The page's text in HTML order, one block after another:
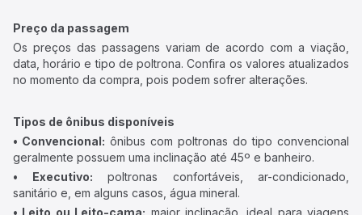
Preço da passagem
Os preços das passagens variam de acordo com a viação,
data, horário e tipo de poltrona. Confira os valores atualizados
no momento da compra, pois podem sofrer alterações.
Tipos de ônibus disponíveis
• Convencional: ônibus com poltronas do tipo convencional
geralmente possuem uma inclinação até 45º e banheiro.
• Executivo: poltronas confortáveis, ar-condicionado,
sanitário e, em alguns casos, água mineral.
• Leito ou Leito-cama: maior inclinação, ideal para viagens